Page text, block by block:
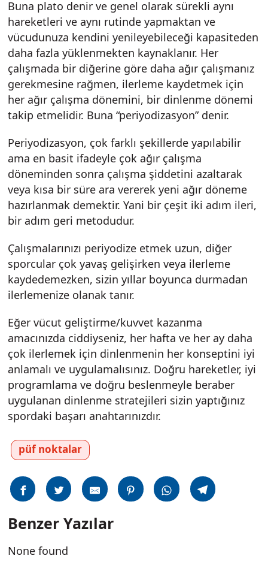
Buna plato denir ve genel olarak sürekli aynı
hareketleri ve aynı rutinde yapmaktan ve
vücudunuza kendini yenileyebileceği kapasiteden
daha fazla yüklenmekten kaynaklanır. Her
çalışmada bir diğerine göre daha ağır çalışmanız
gerekmesine rağmen, ilerleme kaydetmek için
her ağır çalışma dönemini, bir dinlenme dönemi
takip etmelidir. Buna “periyodizasyon” denir.
Periyodizasyon, çok farklı şekillerde yapılabilir
ama en basit ifadeyle çok ağır çalışma
döneminden sonra çalışma şiddetini azaltarak
veya kısa bir süre ara vererek yeni ağır döneme
hazırlanmak demektir. Yani bir çeşit iki adım ileri,
bir adım geri metodudur.
Çalışmalarınızı periyodize etmek uzun, diğer
sporcular çok yavaş gelişirken veya ilerleme
kaydedemezken, sizin yıllar boyunca durmadan
ilerlemenize olanak tanır.
Eğer vücut geliştirme/kuvvet kazanma
amacınızda ciddiyseniz, her hafta ve her ay daha
çok ilerlemek için dinlenmenin her konseptini iyi
anlamalı ve uygulamalısınız. Doğru hareketler, iyi
programlama ve doğru beslenmeyle beraber
uygulanan dinlenme stratejileri sizin yaptığınız
spordaki başarı anahtarınızdır.
püf noktalar
Benzer Yazılar
None found